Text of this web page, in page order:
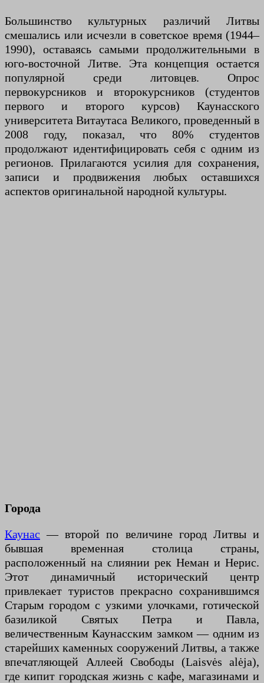
Большинство культурных различий Литвы
смешались или исчезли в советское время (1944–
1990), оставаясь самыми продолжительными в
юго-восточной Литве. Эта концепция остается
популярной среди литовцев. Опрос
первокурсников и второкурсников (студентов
первого и второго курсов) Каунасского
университета Витаутаса Великого, проведенный в
2008 году, показал, что 80% студентов
продолжают идентифицировать себя с одним из
регионов. Прилагаются усилия для сохранения,
записи и продвижения любых оставшихся
аспектов оригинальной народной культуры.
Города
Каунас — второй по величине город Литвы и
бывшая временная столица страны,
расположенный на слиянии рек Неман и Нерис.
Этот динамичный исторический центр
привлекает туристов прекрасно сохранившимся
Старым городом с узкими улочками, готической
базиликой Святых Петра и Павла,
величественным Каунасским замком — одним из
старейших каменных сооружений Литвы, а также
впечатляющей Аллеей Свободы (Laisvės alėja),
где кипит городская жизнь с кафе, магазинами и